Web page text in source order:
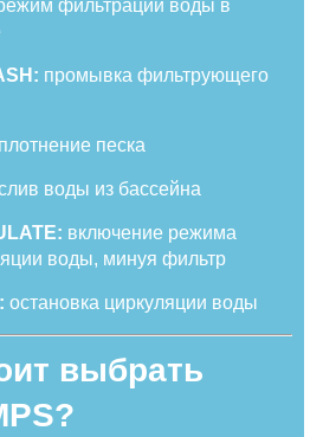
фильтрации воды в
промывка фильтрующего
песка
воды из бассейна
включение режима
воды, минуя фильтр
остановка циркуляции воды
выбрать